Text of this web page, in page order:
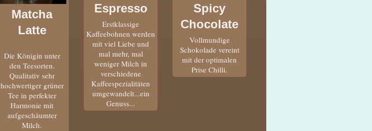
Matcha
Latte
Die Königin unter
den Teesorten.
Qualitativ sehr
hochwertiger grüner
Tee in perfekter
Harmonie mit
aufgeschäumter
Milch.
Espresso
Erstklassige
Kaffeebohnen werden
mit viel Liebe und
mal mehr, mal
weniger Milch in
verschiedene
Kaffeespezialitäten
umgewandelt...ein
Genuss...
Spicy
Chocolate
Vollmundige
Schokolade vereint
mit der optimalen
Prise Chilli.